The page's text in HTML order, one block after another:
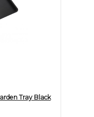
Tray Black